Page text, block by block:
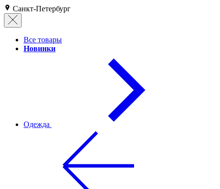
Санкт-Петербург
Все товары
Новинки
Одежда